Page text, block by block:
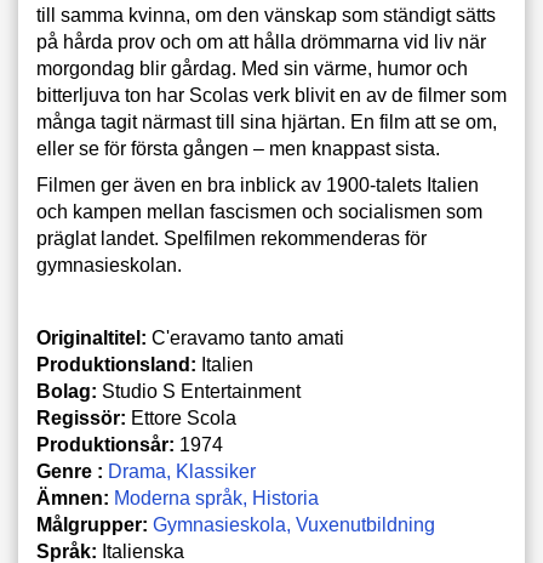
till samma kvinna, om den vänskap som ständigt sätts
på hårda prov och om att hålla drömmarna vid liv när
morgondag blir gårdag. Med sin värme, humor och
bitterljuva ton har Scolas verk blivit en av de filmer som
många tagit närmast till sina hjärtan. En film att se om,
eller se för första gången – men knappast sista.
Filmen ger även en bra inblick av 1900-talets Italien
och kampen mellan fascismen och socialismen som
präglat landet. Spelfilmen rekommenderas för
gymnasieskolan.
Originaltitel: C'eravamo tanto amati
Produktionsland: Italien
Bolag: Studio S Entertainment
Regissör: Ettore Scola
Produktionsår: 1974
Genre : Drama
Klassiker
Ämnen: Moderna språk Historia
Målgrupper: Gymnasieskola Vuxenutbildning
Språk: Italienska